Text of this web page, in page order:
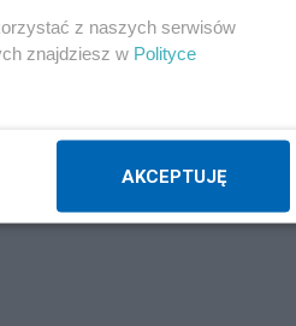
z naszych serwisów
znajdziesz w Polityce
AKCEPTUJĘ